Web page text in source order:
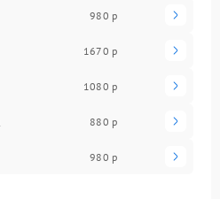
980 р
1670 р
1080 р
880 р
980 р